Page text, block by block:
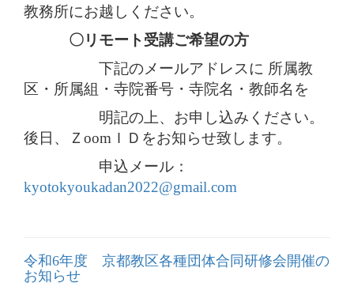
教務所にお越しください。
〇リモート受講ご希望の方
下記のメールアドレスに 所属教
区・所属組・寺院番号・寺院名・教師名を
明記の上、お申し込みください。
後日、ＺoomＩＤをお知らせ致します。
申込メール：
kyotokyoukadan2022@gmail.com
令和6年度 京都教区各種団体合同研修会開催の
お知らせ